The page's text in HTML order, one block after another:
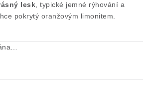
od smlouvy
lesk , typické jemné rýhování a
pokrytý oranžovým limonitem.